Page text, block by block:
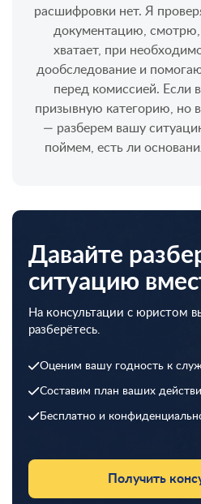
расшифровки нет. Я
документацию, смотрю,
хватает, при
дообследование и
перед комиссией. Если
призывную категорию, но
— разберем вашу
поймем, есть ли
Давайте
ситуацию
На консультации с юристом
разберётесь.
Оценим вашу годность к
Составим план ваших
Бесплатно и
Получить